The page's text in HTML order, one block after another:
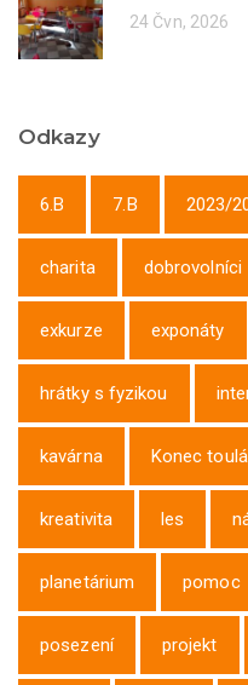
24 Čvn, 2026
Odkazy
6.B 7.B 2023/
charita dobrovolníci
exkurze exponáty
hrátky s fyzikou
kavárna Konec
kreativita les
planetárium pomoc
posezení projekt